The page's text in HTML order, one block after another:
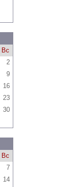
Вс
2
9
16
23
30
Вс
7
14